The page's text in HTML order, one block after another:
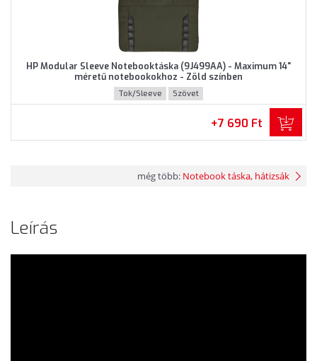
HP Modular Sleeve Notebooktáska (9J499AA) - Maximum 14"
méretű notebookokhoz - Zöld színben
Tok/Sleeve Szövet
+7 690 Ft
még több: Notebook táska, hátizsák
Leírás